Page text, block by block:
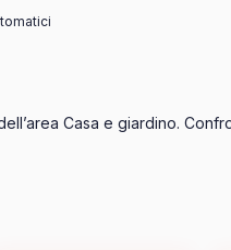
Casa e giardino.